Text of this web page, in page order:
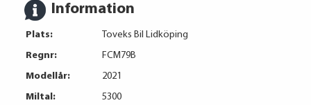
Information
Plats:
Toveks Bil Lidköping
Regnr:
FCM79B
Modellår:
2021
Miltal:
5300